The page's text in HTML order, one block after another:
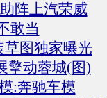
阵上汽荣威
敢当
草图独家曝光
擎动蓉城(图)
:奔驰车模